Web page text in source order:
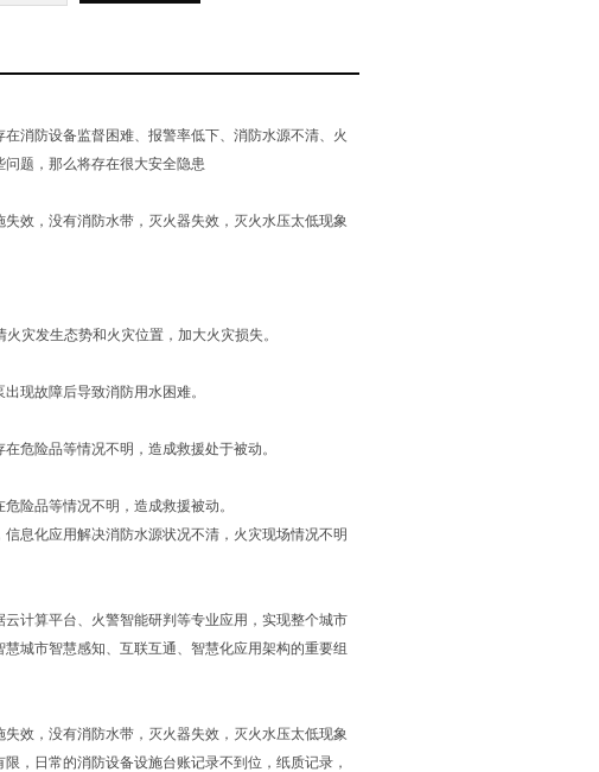
消防设备监督困难、报警率低下、消防水源不清、火
题，那么将存在很大安全隐患
效，没有消防水带，灭火器失效，灭火水压太低现象
灾发生态势和火灾位置，加大火灾损失。
现故障后导致消防用水困难。
危险品等情况不明，造成救援处于被动。
险品等情况不明，造成救援被动。
息化应用解决消防水源状况不清，火灾现场情况不明
计算平台、火警智能研判等专业应用，实现整个城市
城市智慧感知、互联互通、智慧化应用架构的重要组
效，没有消防水带，灭火器失效，灭火水压太低现象
，日常的消防设备设施台账记录不到位，纸质记录，